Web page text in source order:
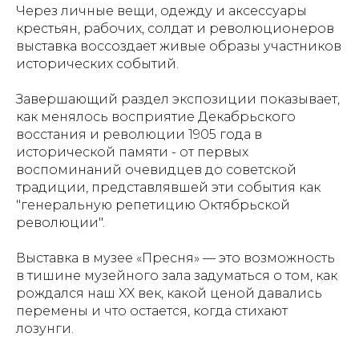
Через личные вещи, одежду и аксессуары
крестьян, рабочих, солдат и революционеров
выставка воссоздает живые образы участников
исторических событий.
Завершающий раздел экспозиции показывает,
как менялось восприятие Декабрьского
восстания и революции 1905 года в
исторической памяти - от первых
воспоминаний очевидцев до советской
традиции, представлявшей эти события как
"генеральную репетицию Октябрьской
революции".
Выставка в музее «Пресня» — это возможность
в тишине музейного зала задуматься о том, как
рождался наш XX век, какой ценой давались
перемены и что остается, когда стихают
лозунги.